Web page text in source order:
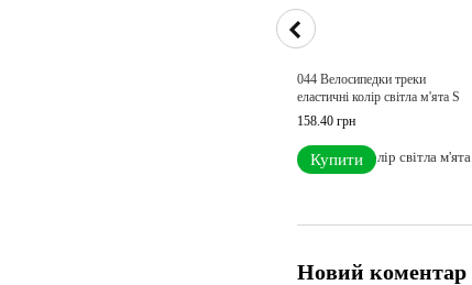
044 Велосипедки треки
еластичні колір світла м'ята S
158.40 грн
Купити
Новий коментар